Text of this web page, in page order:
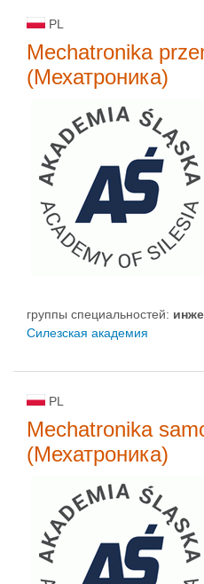
PL
Mechatronika
(Мехатроника)
группы специальностей:
Силезская академия
PL
Mechatronika
(Мехатроника)